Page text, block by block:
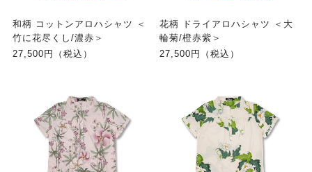
和柄 コットンアロハシャツ ＜
竹に花尽くし/濃赤＞
27,500円（税込）
花柄 ドライアロハシャツ ＜大
輪菊/橙赤紫＞
27,500円（税込）